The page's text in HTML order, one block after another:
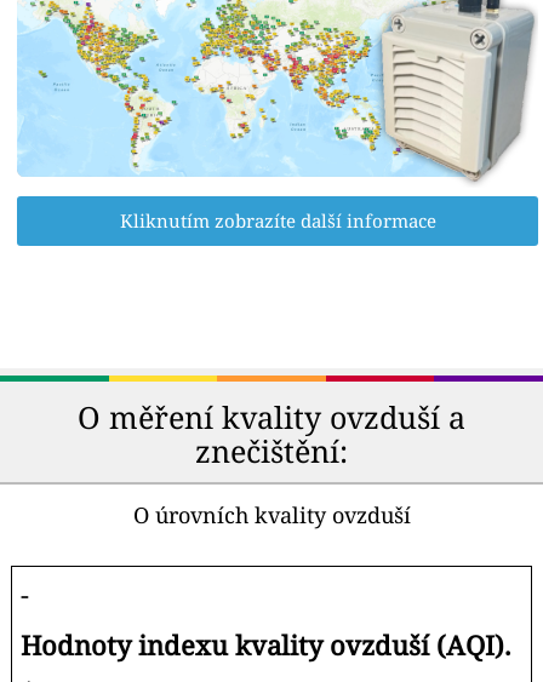
Kliknutím zobrazíte další informace
O měření kvality ovzduší a
znečištění:
O úrovních kvality ovzduší
-
Hodnoty indexu kvality ovzduší (AQI).